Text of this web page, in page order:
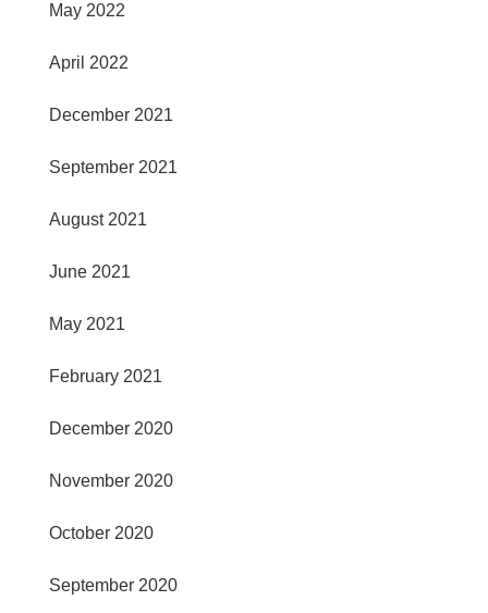
May 2022
April 2022
December 2021
September 2021
August 2021
June 2021
May 2021
February 2021
December 2020
November 2020
October 2020
September 2020